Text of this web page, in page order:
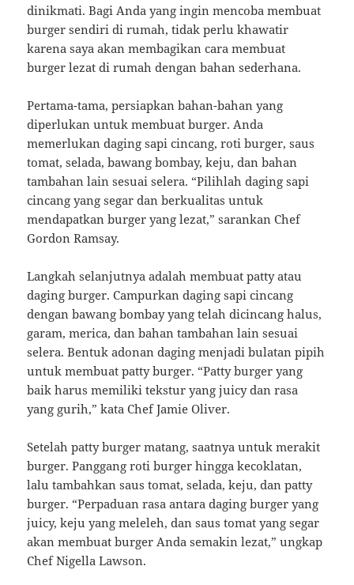
dinikmati. Bagi Anda yang ingin mencoba membuat
burger sendiri di rumah, tidak perlu khawatir
karena saya akan membagikan cara membuat
burger lezat di rumah dengan bahan sederhana.
Pertama-tama, persiapkan bahan-bahan yang
diperlukan untuk membuat burger. Anda
memerlukan daging sapi cincang, roti burger, saus
tomat, selada, bawang bombay, keju, dan bahan
tambahan lain sesuai selera. “Pilihlah daging sapi
cincang yang segar dan berkualitas untuk
mendapatkan burger yang lezat,” sarankan Chef
Gordon Ramsay.
Langkah selanjutnya adalah membuat patty atau
daging burger. Campurkan daging sapi cincang
dengan bawang bombay yang telah dicincang halus,
garam, merica, dan bahan tambahan lain sesuai
selera. Bentuk adonan daging menjadi bulatan pipih
untuk membuat patty burger. “Patty burger yang
baik harus memiliki tekstur yang juicy dan rasa
yang gurih,” kata Chef Jamie Oliver.
Setelah patty burger matang, saatnya untuk merakit
burger. Panggang roti burger hingga kecoklatan,
lalu tambahkan saus tomat, selada, keju, dan patty
burger. “Perpaduan rasa antara daging burger yang
juicy, keju yang meleleh, dan saus tomat yang segar
akan membuat burger Anda semakin lezat,” ungkap
Chef Nigella Lawson.